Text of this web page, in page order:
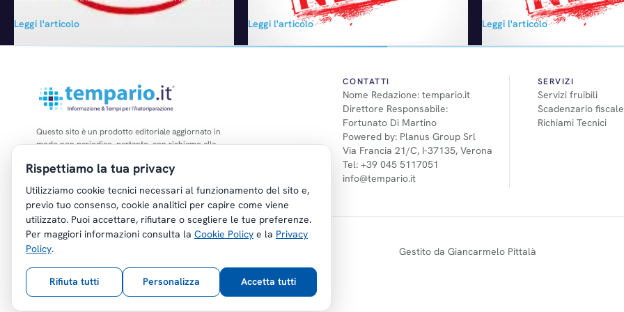
ibridi plug-in (PHEV), ha registrato una forte
crescita a ottobre. Il mercato è migliorato del
Leggi l'articolo
Comitato strategico e sei Commissioni
permanenti (Auto, Danni, Vita e welfare,
dal Presidente, dai Vicepresidenti e da 6
membri nominati dal Comitato Esecutivo…
Leggi l'articolo
è l'auto a benzina più ecologica
alla "Guida al Risparmio di
90 g/km di CO2 e può
Leggi l'articolo
Questo sito è un prodotto editoriale aggiornato in
modo non periodico, pertanto, con richiamo alla
obblighi di registrazione di cui all'art. 5 della L.
CONTATTI
Nome Redazione: tempario.it
Direttore Responsabile:
Fortunato Di Martino
Powered by: Planus Group Srl
Via Francia 21/C, I-37135, Verona
Tel: +39 045 5117051
info@tempario.it
SERVIZI
Servizi fruibili
Scadenzario fiscale
Richiami Tecnici
Planus Group Srl - P.I. IT03584100238
Gestito da Giancarmelo Pittalà
Rispettiamo la tua privacy
Utilizziamo cookie tecnici necessari al funzionamento del sito e,
previo tuo consenso, cookie analitici per capire come viene
utilizzato. Puoi accettare, rifiutare o scegliere le tue preferenze.
Per maggiori informazioni consulta la Cookie Policy e la Privacy
Policy.
Rifiuta tutti Personalizza Accetta tutti